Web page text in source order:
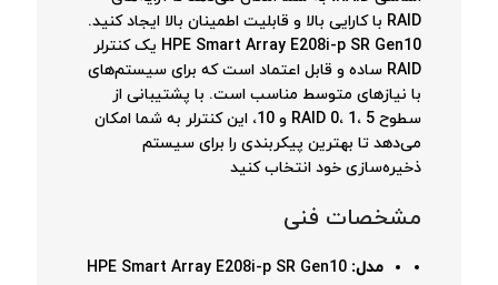
RAID با کارایی بالا و قابلیت اطمینان بالا ایجاد کنید.
HPE Smart Array E208i-p SR Gen10 یک کنترلر
RAID ساده و قابل اعتماد است که برای سیستم‌های
با نیازهای متوسط مناسب است. با پشتیبانی از
سطوح RAID 0، 1، 5 و 10، این کنترلر به شما امکان
می‌دهد تا بهترین پیکربندی را برای سیستم
ذخیره‌سازی خود انتخاب کنید
مشخصات فنی
مدل: